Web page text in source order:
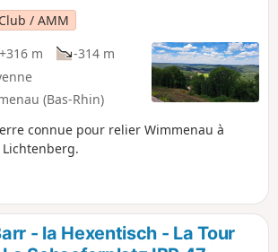
/ AMM
+316 m
-314 m
(Bas-Rhin)
connue pour relier Wimmenau à
- la Hexentisch - La Tour